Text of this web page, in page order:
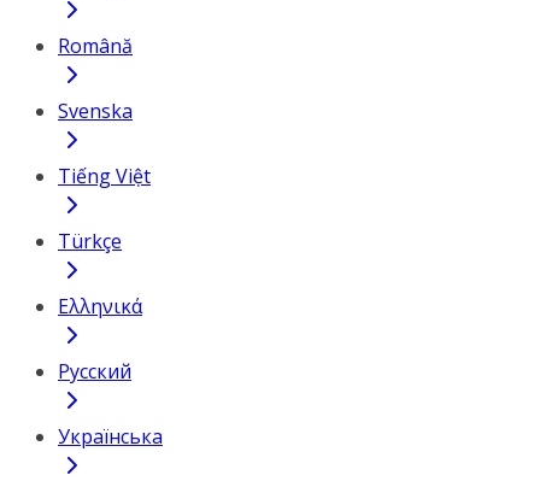
Română
Svenska
Tiếng Việt
Türkçe
Ελληνικά
Русский
Українська